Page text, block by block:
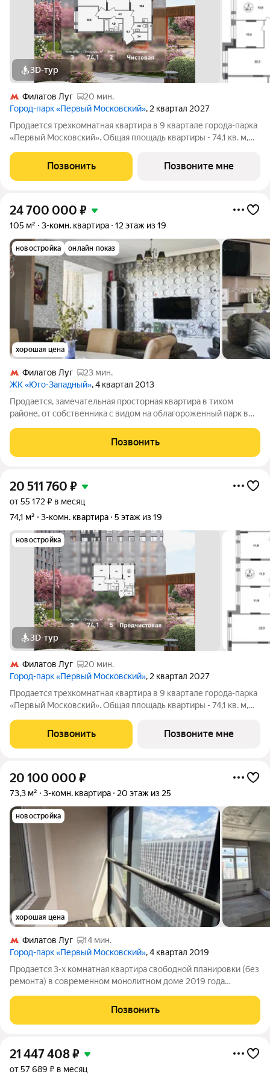
3D-тур
Филатов Луг
20 мин.
Город-парк «Первый Московский», 2 квартал 2027
Продается трехкомнатная квартира в 9 квартале города-парка
«Первый Московский». Общая площадь квартиры - 74,1 кв. м,
монолитный. ТОЛЬКО ДО 31 АВГУСТА выгодные условия на
приобретение квартиры
Позвонить Позвоните мне
24 700 000 ₽
105 м² 3-комн. квартира 12 этаж из 19
новостройка онлайн показ
хорошая цена
Филатов Луг
23 мин.
ЖК «Юго-Западный», 4 квартал 2013
Продается, замечательная просторная квартира в тихом
районе, от собственника с видом на облагороженный парк в
оборудована всей необходимой техникой, прекрасный ремонт
исполненный из качественных
Позвонить
20 511 760 ₽
от 55 172 ₽ в месяц
74,1 м²
3-комн. квартира 5 этаж из 19
новостройка
3D-тур
Филатов Луг
20 мин.
Город-парк «Первый Московский», 2 квартал 2027
Продается трехкомнатная квартира в 9 квартале города-парка
«Первый Московский». Общая площадь квартиры - 74,1 кв. м,
монолитный. ТОЛЬКО ДО 31 АВГУСТА выгодные условия на
приобретение квартиры
Позвонить Позвоните мне
20 100 000 ₽
73,3 м² 3-комн. квартира 20 этаж из 25
новостройка
хорошая цена
Филатов Луг
14 мин.
Город-парк «Первый Московский», 4 квартал 2019
Продается 3-х комнатная квартира свободной планировки (без
ремонта) в современном монолитном доме 2019 года
9, корп. 3 (ЖК Первый Московский Город-Парк). Отсутствие
Позвонить
21 447 408₽
от 57 689 ₽ в месяц